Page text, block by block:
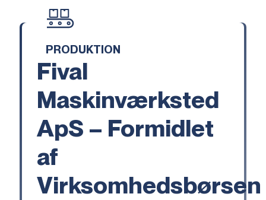
PRODUKTION
Fival
Maskinværksted
ApS – Formidlet
af
Virksomhedsbørsen